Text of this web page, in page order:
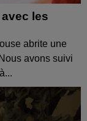
les
abrite une
avons suivi